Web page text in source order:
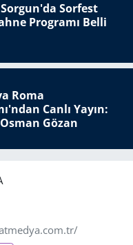
Sorfest
Programı Belli
Roma
Canlı Yayın:
Gözan